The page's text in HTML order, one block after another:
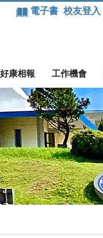
電子書 校友登入
好康相報 工作機會